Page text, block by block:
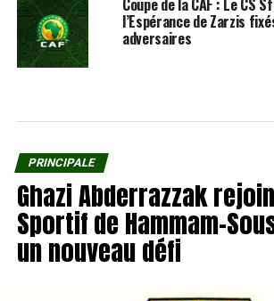
l’Espérance de Zarzis
adversaires
PRINCIPALE
Ghazi Abderrazzak
Sportif de Hammam-
un nouveau défi